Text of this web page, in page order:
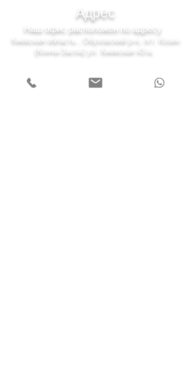
Адрес
Наш офис расположен по адресу
Киевская область , Обуховский р-н, пгт. Козин
(Конча-Заспа) ул. Киевская 43-а.